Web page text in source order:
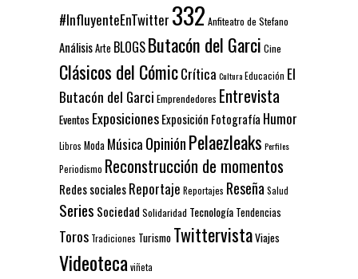
#InfluyenteEnTwitter 332 Anfiteatro de Stefano
AnálisisArte BLOGSButacón del Garci Cine
Clásicos del CómicCrítica CulturaEducación El
Butacón del Garci Emprendedores Entrevista
Eventos ExposicionesExposición Fotografía Humor
Libros Moda Música OpiniónPelaezleaks Perfiles
Periodismo Reconstrucción de momentos
Redes socialesReportaje Reportajes Reseña Salud
Series Sociedad Solidaridad Tecnología Tendencias
Toros Tradiciones Turismo TwittervistaViajes
Videoteca viñeta